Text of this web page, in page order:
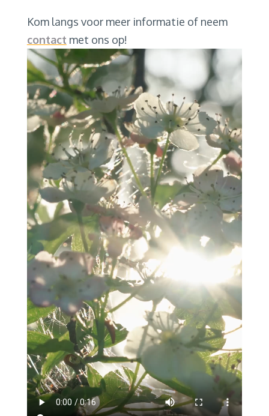
Kom langs voor meer informatie of neem
contact met ons op!